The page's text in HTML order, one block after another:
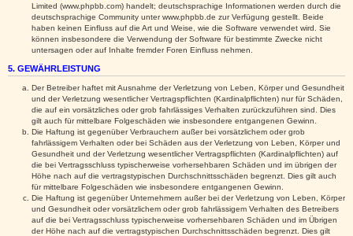
Limited (www.phpbb.com) handelt; deutschsprachige Informationen werden durch die
deutschsprachige Community unter www.phpbb.de zur Verfügung gestellt. Beide
haben keinen Einfluss auf die Art und Weise, wie die Software verwendet wird. Sie
können insbesondere die Verwendung der Software für bestimmte Zwecke nicht
untersagen oder auf Inhalte fremder Foren Einfluss nehmen.
5. GEWÄHRLEISTUNG
Der Betreiber haftet mit Ausnahme der Verletzung von Leben, Körper und Gesundheit
und der Verletzung wesentlicher Vertragspflichten (Kardinalpflichten) nur für Schäden,
die auf ein vorsätzliches oder grob fahrlässiges Verhalten zurückzuführen sind. Dies
gilt auch für mittelbare Folgeschäden wie insbesondere entgangenen Gewinn.
Die Haftung ist gegenüber Verbrauchern außer bei vorsätzlichem oder grob
fahrlässigem Verhalten oder bei Schäden aus der Verletzung von Leben, Körper und
Gesundheit und der Verletzung wesentlicher Vertragspflichten (Kardinalpflichten) auf
die bei Vertragsschluss typischerweise vorhersehbaren Schäden und im übrigen der
Höhe nach auf die vertragstypischen Durchschnittsschäden begrenzt. Dies gilt auch
für mittelbare Folgeschäden wie insbesondere entgangenen Gewinn.
Die Haftung ist gegenüber Unternehmern außer bei der Verletzung von Leben, Körper
und Gesundheit oder vorsätzlichem oder grob fahrlässigem Verhalten des Betreibers
auf die bei Vertragsschluss typischerweise vorhersehbaren Schäden und im Übrigen
der Höhe nach auf die vertragstypischen Durchschnittsschäden begrenzt. Dies gilt